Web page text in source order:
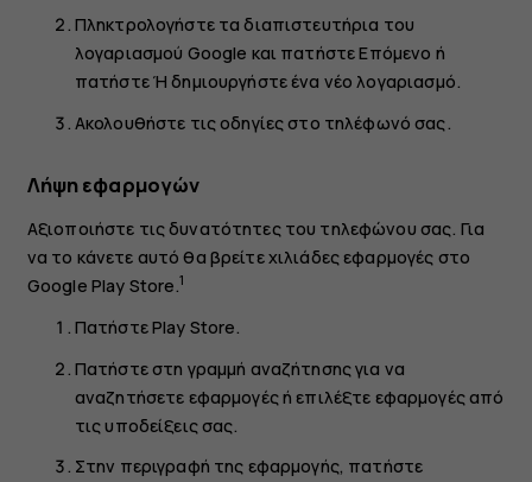
Πληκτρολογήστε τα διαπιστευτήρια του
λογαριασμού Google και πατήστεΕπόμενο ή
πατήστεΉ δημιουργήστε ένα νέο λογαριασμό.
Ακολουθήστε τις οδηγίες στο τηλέφωνό σας.
Λήψη εφαρμογών
Αξιοποιήστε τις δυνατότητες του τηλεφώνου σας. Για
να το κάνετε αυτό θα βρείτε χιλιάδες εφαρμογές στο
Google Play Store.1
ΠατήστεPlay Store.
Πατήστε στη γραμμή αναζήτησης για να
αναζητήσετε εφαρμογές ή επιλέξτε εφαρμογές από
τις υποδείξεις σας.
Στην περιγραφή της εφαρμογής, πατήστε